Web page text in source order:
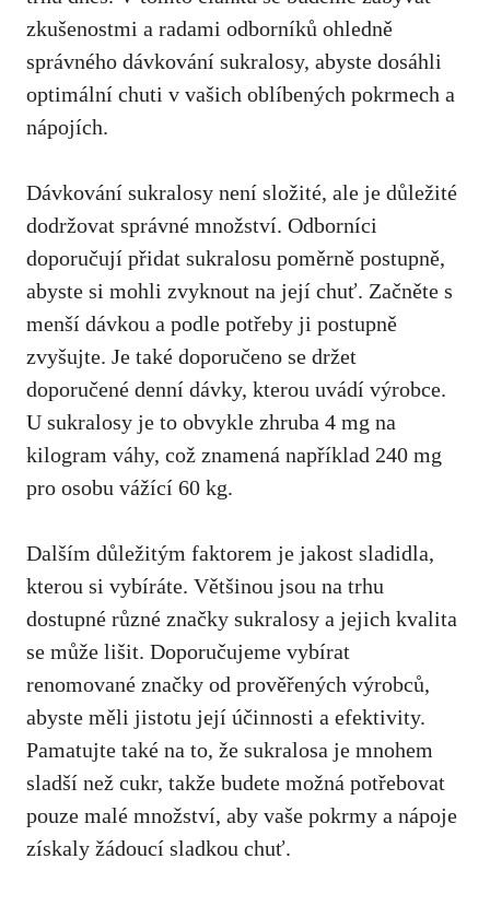
zkušenostmi a radami odborníků ohledně
správného dávkování sukralosy, abyste dosáhli
optimální chuti v vašich oblíbených pokrmech a
nápojích.
Dávkování sukralosy není složité, ale je důležité
dodržovat správné množství. Odborníci
doporučují přidat sukralosu poměrně postupně,
abyste si mohli zvyknout na její chuť. Začněte s
menší dávkou a podle potřeby ji postupně
zvyšujte. Je také doporučeno se držet
doporučené denní dávky, kterou uvádí výrobce.
U sukralosy je to obvykle zhruba 4 mg na
kilogram váhy, což znamená například 240 mg
pro osobu vážící 60 kg.
Dalším důležitým faktorem je jakost sladidla,
kterou si vybíráte. Většinou jsou na trhu
dostupné různé značky sukralosy a jejich kvalita
se může lišit. Doporučujeme vybírat
renomované značky od prověřených výrobců,
abyste měli jistotu její účinnosti a efektivity.
Pamatujte také na to, že sukralosa je mnohem
sladší než cukr, takže budete možná potřebovat
pouze malé množství, aby vaše pokrmy a nápoje
získaly žádoucí sladkou chuť.